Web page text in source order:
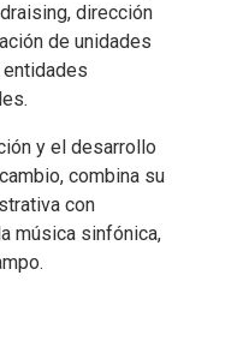
dirección
de unidades
y el desarrollo
combina su
con
música sinfónica,